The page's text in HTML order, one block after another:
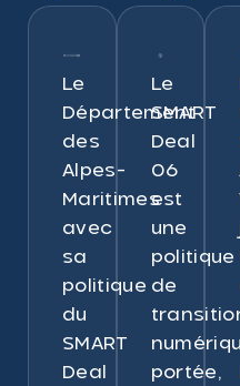
Le
Département
des
Alpes-
Maritimes
avec
sa
politique
du
SMART
Deal
Le
SMART
Deal
06
est
une
politique
de
portée,